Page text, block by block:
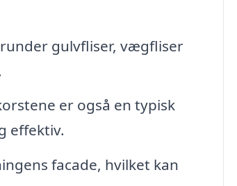
gulvfliser, vægfliser
er også en typisk
effektiv.
facade, hvilket kan